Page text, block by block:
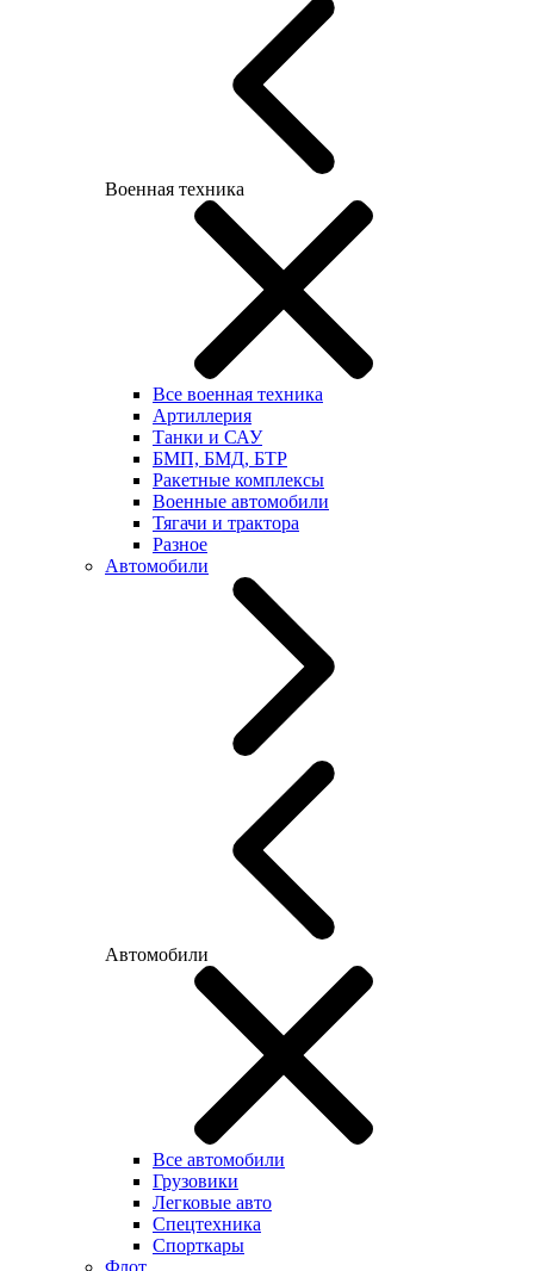
Военная техника
Все военная техника
Артиллерия
Танки и САУ
БМП, БМД, БТР
Ракетные комплексы
Военные автомобили
Тягачи и трактора
Разное
Автомобили
Автомобили
Все автомобили
Грузовики
Легковые авто
Спецтехника
Спорткары
Флот